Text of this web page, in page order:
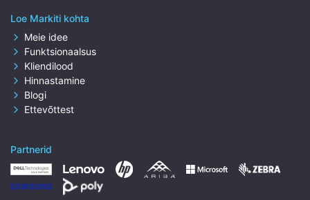
Loe Markiti kohta
Meie idee
Funktsionaalsus
Kliendilood
Hinnastamine
Blogi
Ettevõttest
Partnerid